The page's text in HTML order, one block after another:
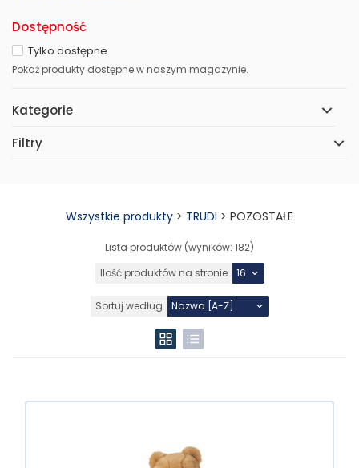
Dostępność
Tylko dostępne
Pokaż produkty dostępne w naszym magazynie.
Kategorie
Filtry
Wszystkie produkty > TRUDI > POZOSTAŁE
Lista produktów (wyników: 182)
Ilość produktów na stronie
Sortuj według